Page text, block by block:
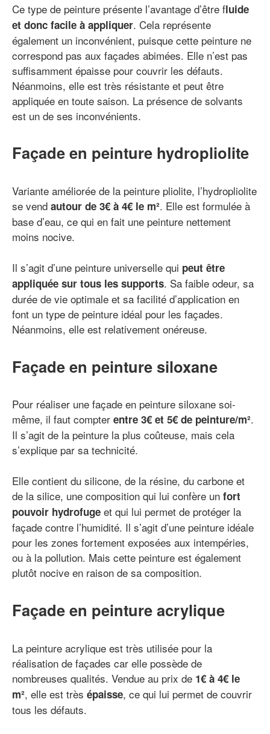
Ce type de peinture présente l’avantage d’être fluide
et donc facile à appliquer. Cela représente
également un inconvénient, puisque cette peinture ne
correspond pas aux façades abimées. Elle n’est pas
suffisamment épaisse pour couvrir les défauts.
Néanmoins, elle est très résistante et peut être
appliquée en toute saison. La présence de solvants
est un de ses inconvénients.
Façade en peinture hydropliolite
Variante améliorée de la peinture pliolite, l’hydropliolite
se vend autour de 3€ à 4€ le m². Elle est formulée à
base d’eau, ce qui en fait une peinture nettement
moins nocive.
Il s’agit d’une peinture universelle qui peut être
appliquée sur tous les supports. Sa faible odeur, sa
durée de vie optimale et sa facilité d’application en
font un type de peinture idéal pour les façades.
Néanmoins, elle est relativement onéreuse.
Façade en peinture siloxane
Pour réaliser une façade en peinture siloxane soi-
même, il faut compter entre 3€ et 5€ de peinture/m².
Il s’agit de la peinture la plus coûteuse, mais cela
s’explique par sa technicité.
Elle contient du silicone, de la résine, du carbone et
de la silice, une composition qui lui confère un fort
pouvoir hydrofuge et qui lui permet de protéger la
façade contre l’humidité. Il s’agit d’une peinture idéale
pour les zones fortement exposées aux intempéries,
ou à la pollution. Mais cette peinture est également
plutôt nocive en raison de sa composition.
Façade en peinture acrylique
La peinture acrylique est très utilisée pour la
réalisation de façades car elle possède de
nombreuses qualités. Vendue au prix de 1€ à 4€ le
m², elle est très épaisse, ce qui lui permet de couvrir
tous les défauts.